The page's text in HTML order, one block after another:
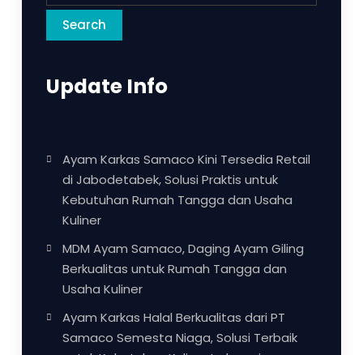
Search
Update Info
Ayam Karkas Samaco Kini Tersedia Retail
di Jabodetabek, Solusi Praktis untuk
Kebutuhan Rumah Tangga dan Usaha
Kuliner
MDM Ayam Samaco, Daging Ayam Giling
Berkualitas untuk Rumah Tangga dan
Usaha Kuliner
Ayam Karkas Halal Berkualitas dari PT
Samaco Semesta Niaga, Solusi Terbaik